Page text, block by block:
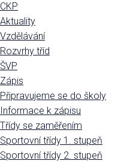
CKP
Aktuality
Vzdělávání
Rozvrhy tříd
ŠVP
Zápis
Připravujeme se do školy
Informace k zápisu
Třídy se zaměřením
Sportovní třídy 1. stupeň
Sportovní třídy 2. stupeň